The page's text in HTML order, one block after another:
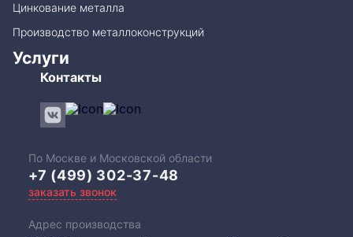
Цинкование металла
Производство металлоконструкций
Услуги
Контакты
По Москве и Московской области
+7 (499) 302-37-48
заказать звонок
Адрес производства